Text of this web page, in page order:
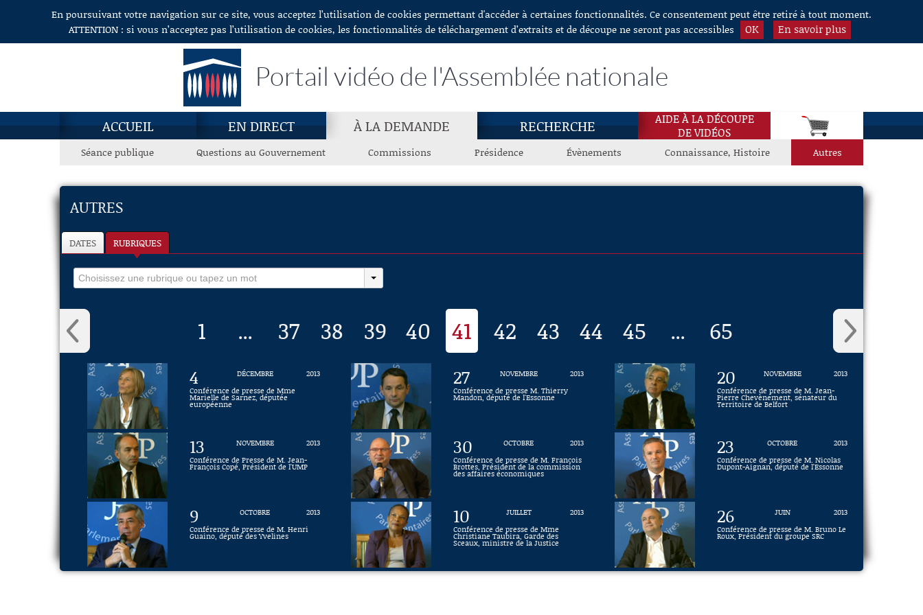
Aller au contenuEn poursuivant votre navigation sur ce site, vous acceptez l’utilisation de cookies permettant d'accéder à certaines fonctionnalités. Ce consentement peut être retiré à tout moment.
ATTENTION : si vous n’acceptez pas l’utilisation de cookies, les fonctionnalités de téléchargement d’extraits et de découpe ne seront pas accessibles
OK En savoir plus
Portail vidéo de l'Assemblée nationale
ACCUEIL EN DIRECT À LA DEMANDE RECHERCHE
AIDE À LA DÉCOUPE
DE VIDÉOS
Séance publique Questions au Gouvernement Commissions Présidence Évènements Connaissance, Histoire Autres
AUTRES
DATES RUBRIQUES
1 ... 37 38 39 40 41 42 43 44 45 ... 65
4 DÉCEMBRE
2013
Conférence de presse de Mme
Marielle de Sarnez, députée
européenne
27 NOVEMBRE
2013
Conférence de presse M. Thierry
Mandon, député de l'Essonne
20 NOVEMBRE
2013
Conférence de presse de M. Jean-
Pierre Chevènement, sénateur du
Territoire de Belfort
13 NOVEMBRE
2013
Conférence de Presse de M. Jean-
François Copé, Président de l'UMP
30 OCTOBRE
2013
Conférence de presse de M. François
Brottes, Président de la commission
des affaires économiques
23 OCTOBRE
2013
Conférence de presse de M. Nicolas
Dupont-Aignan, député de l'Essonne
9 OCTOBRE
2013
Conférence de presse de M. Henri
Guaino, député des Yvelines
10 JUILLET
2013
Conférence de presse de Mme
Christiane Taubira, Garde des
Sceaux, ministre de la Justice
26 JUIN
2013
Conférence de presse de M. Bruno Le
Roux, Président du groupe SRC